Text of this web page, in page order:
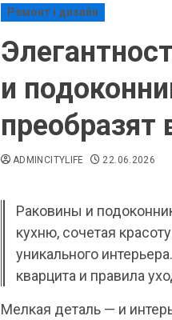
Ремонт і дизайн
и
ADMINCITYLIFE 22.06.2026
Раковины и
кухню, сочетая
уникального
кварцита и правила
Мелкая деталь — и